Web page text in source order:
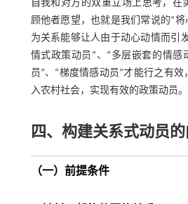
自我和对方的双重立场上思考，在
顾他者愿望，也就是我们常说的“将
为关系能够让人由于动心动情而引
情式政策动员”、“多层嵌套的情感
员”、“梯度情感动员”才能行之有
入农村社会，实现有效的政策动员。
四、构建关系式动员
（一）前提条件